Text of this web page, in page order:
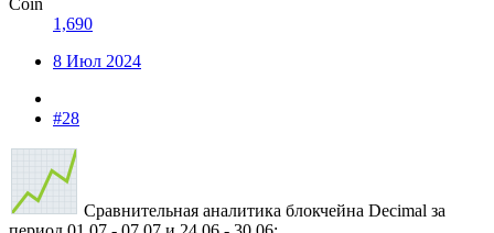
1,690
8 Июл 2024
#28
Сравнительная аналитика блокчейна Decimal за